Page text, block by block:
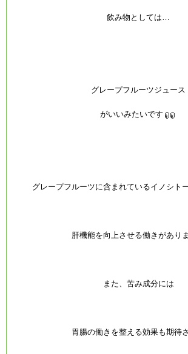
飲み物としては…
グレープフルーツジュース
がいいみたいです
グレープフルーツに含まれているイノシト
肝機能を向上させる働きがありま
また、苦み成分には
胃腸の働きを整える効果も期待さ